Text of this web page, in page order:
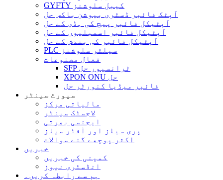
GYFTY کیبل سلوشنز
آپٹک فائبر ڈسٹری بیوشن باکس حل
آپٹیکل فائبر پیچ کی ہڈی کے حل
آپٹیکل فائبر اسمبلیوں کے حل
آپٹیکل فائبر کی بندش کے حل
PLC سپلٹر سلوشنز
فعال مصنوعات
SFP ٹرانسیور حل
XPON ONU حل
فائبر میڈیا کنورٹر حل
سپورٹ سینٹر
مالیاتی مرکز
لاجسٹک سینٹر
ایجنسی بھرتی
پری سیلز اور آفٹر سیلز
اکثر پوچھے گئے سوالات
خبریں
کمپنی کی خبریں
انڈسٹری نیوز
ہم سے رابطہ کریں۔